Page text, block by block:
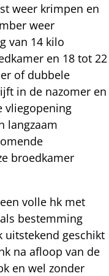
weer krimpen en
weer
van 14 kilo
en 18 tot 22
of dubbele
in de nazomer en
vliegopening
langzaam
broedkamer
volle hk met
bestemming
geschikt
na afloop van de
en wel zonder